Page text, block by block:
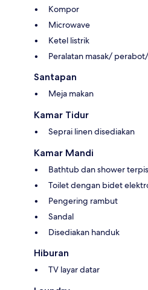
Kompor
Microwave
Ketel listrik
Peralatan masak/
Santapan
Meja makan
Kamar Tidur
Seprai linen disediakan
Kamar Mandi
Bathtub dan shower
Toilet dengan bidet
Pengering rambut
Sandal
Disediakan handuk
Hiburan
TV layar datar